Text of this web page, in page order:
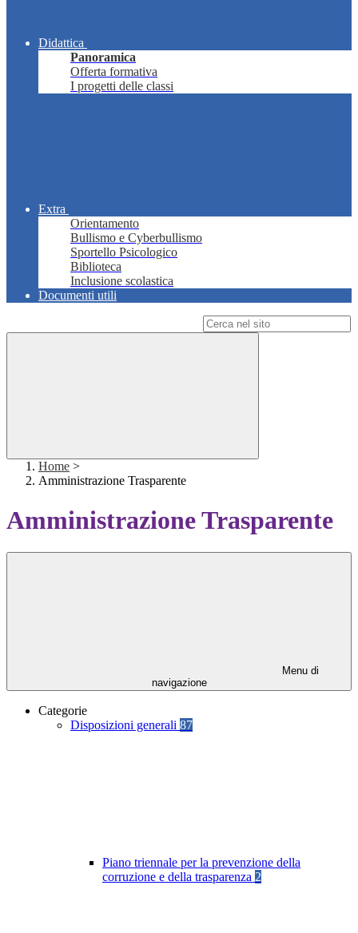
Didattica
Panoramica
Offerta formativa
I progetti delle classi
Extra
Orientamento
Bullismo e Cyberbullismo
Sportello Psicologico
Biblioteca
Inclusione scolastica
Documenti utili
Home >
Amministrazione Trasparente
Amministrazione Trasparente
Menu di
navigazione
Categorie
Disposizioni generali 87
Piano triennale per la prevenzione della
corruzione e della trasparenza 2